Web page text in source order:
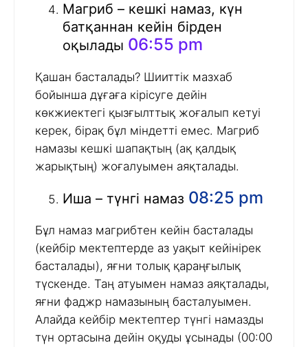
Магриб – кешкі намаз, күн
батқаннан кейін бірден
оқылады 06:55 pm
Қашан басталады? Шииттік мазхаб
бойынша дұғаға кірісуге дейін
көкжиектегі қызғылттық жоғалып кетуі
керек, бірақ бұл міндетті емес. Магриб
намазы кешкі шапақтың (ақ қалдық
жарықтың) жоғалуымен аяқталады.
Иша – түнгі намаз 08:25 pm
Бұл намаз магрибтен кейін басталады
(кейбір мектептерде аз уақыт кейінірек
басталады), яғни толық қараңғылық
түскенде. Таң атуымен намаз аяқталады,
яғни фаджр намазының басталуымен.
Алайда кейбір мектептер түнгі намазды
түн ортасына дейін оқуды ұсынады (00:00